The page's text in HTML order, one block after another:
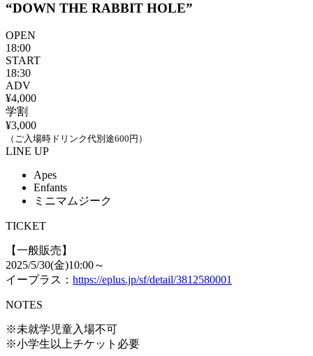
“DOWN THE RABBIT HOLE”
OPEN
18:00
START
18:30
ADV
¥4,000
学割
¥3,000
（ご入場時ドリンク代別途600円）
LINE UP
Apes
Enfants
ミニマムジーク
TICKET
【一般販売】
2025/5/30(金)10:00～
イープラス： https://eplus.jp/sf/detail/3812580001
NOTES
※未就学児童入場不可
※小学生以上チケット必要